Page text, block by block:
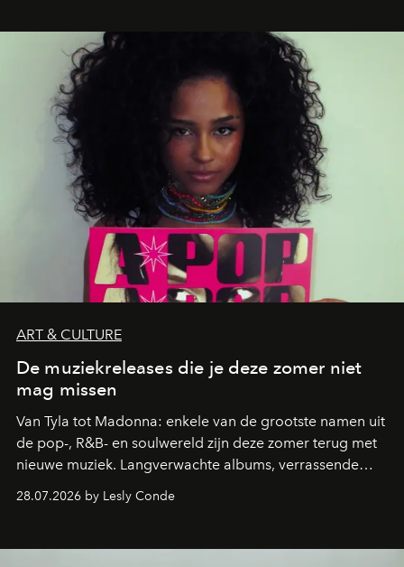
neerstrijkt in Saint-Tropez. Dit zijn de nieuwe adressen
die deze zomer de toon zetten, van lange lunches tot
zwoele nachten.
ART & CULTURE
De muziekreleases die je deze zomer niet
mag missen
Van Tyla tot Madonna: enkele van de grootste namen uit
de pop-, R&B- en soulwereld zijn deze zomer terug met
nieuwe muziek. Langverwachte albums, verrassende
de releases die je niet mag missen.
28.07.2026 by Lesly Conde